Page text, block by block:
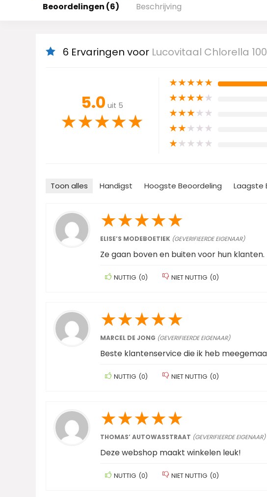
Beoordelingen (6) Beschrijving
6 Ervaringen voor Lucovitaal Chlorella
5.0 uit 5
★★★★★
★★★★★
★★★★★
★★★★★
★★★★★
★★★★★
Toon alles Handigst Hoogste Beoordeling Laagste
★★★★★
ELISE’S MODEBOETIEK (GEVERIFIEERDE EIGENAAR)
Ze gaan boven en buiten voor hun klanten.
NUTTIG (0) NIET NUTTIG (0)
★★★★★
MARCEL DE JONG (GEVERIFIEERDE EIGENAAR)
Beste klantenservice die ik heb
NUTTIG (0) NIET NUTTIG (0)
★★★★★
THOMAS’ AUTOWASSTRAAT (GEVERIFIEERDE EIGENAAR)
Deze webshop maakt winkelen leuk!
NUTTIG (0) NIET NUTTIG (0)